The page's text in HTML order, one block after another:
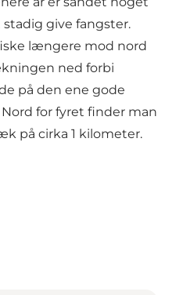
give fangster.
længere mod nord
ned forbi
på den ene gode
for fyret finder man
på cirka 1 kilometer.